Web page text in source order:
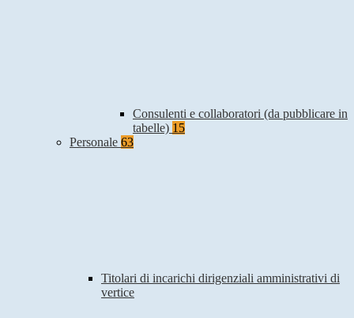
Consulenti e collaboratori (da pubblicare in
tabelle) 15
Personale 63
Titolari di incarichi dirigenziali amministrativi di
vertice